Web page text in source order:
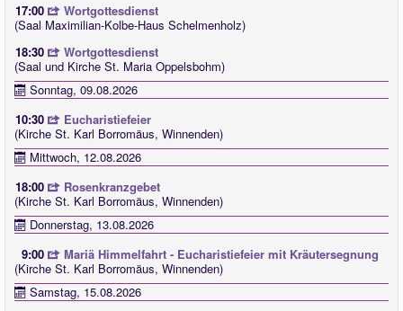
17:00
Wortgottesdienst
(Saal Maximilian-Kolbe-Haus Schelmenholz)
18:30
Wortgottesdienst
(Saal und Kirche St. Maria Oppelsbohm)
Sonntag, 09.08.2026
10:30
Eucharistiefeier
(Kirche St. Karl Borromäus, Winnenden)
Mittwoch, 12.08.2026
18:00
Rosenkranzgebet
(Kirche St. Karl Borromäus, Winnenden)
Donnerstag, 13.08.2026
9:00
Mariä Himmelfahrt - Eucharistiefeier mit Kräutersegnung
(Kirche St. Karl Borromäus, Winnenden)
Samstag, 15.08.2026